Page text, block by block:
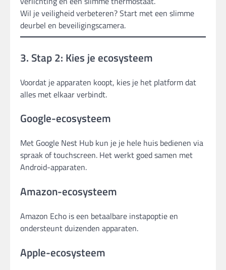
Wil je veiligheid verbeteren? Start met een slimme
deurbel en beveiligingscamera.
3. Stap 2: Kies je ecosysteem
Voordat je apparaten koopt, kies je het platform dat
alles met elkaar verbindt.
Google-ecosysteem
Met Google Nest Hub kun je je hele huis bedienen via
spraak of touchscreen. Het werkt goed samen met
Android-apparaten.
Amazon-ecosysteem
Amazon Echo is een betaalbare instapoptie en
ondersteunt duizenden apparaten.
Apple-ecosysteem